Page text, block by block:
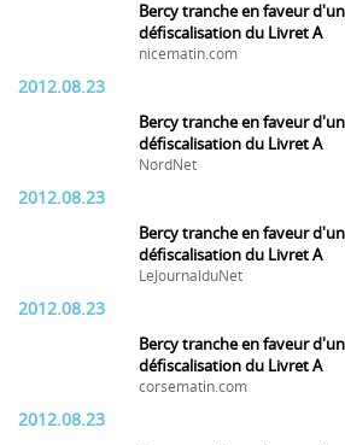
Bercy tranche en faveur
défiscalisation du Livret A
nicematin.com
2012.08.23
Bercy tranche en faveur
défiscalisation du Livret A
NordNet
2012.08.23
Bercy tranche en faveur
défiscalisation du Livret A
LeJournalduNet
2012.08.23
Bercy tranche en faveur
défiscalisation du Livret A
corsematin.com
2012.08.23